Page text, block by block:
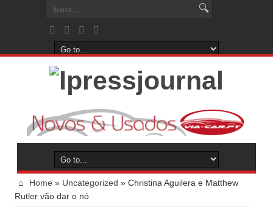
Home » Uncategorized » Christina Aguilera e Matthew
Rutler vão dar o nó